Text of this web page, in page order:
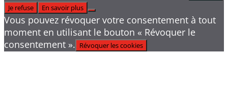
Je refuse
En savoir plus
Vous pouvez révoquer votre consentement à tout
moment en utilisant le bouton « Révoquer le
consentement ». Révoquer les cookies